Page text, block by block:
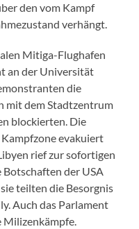
den vom Kampf
verhängt.
Mitiga-Flughafen
an der Universität
die
mit dem Stadtzentrum
blockierten. Die
evakuiert
rief zur sofortigen
Botschaften der USA
teilten die Besorgnis
Auch das Parlament
Milizenkämpfe.